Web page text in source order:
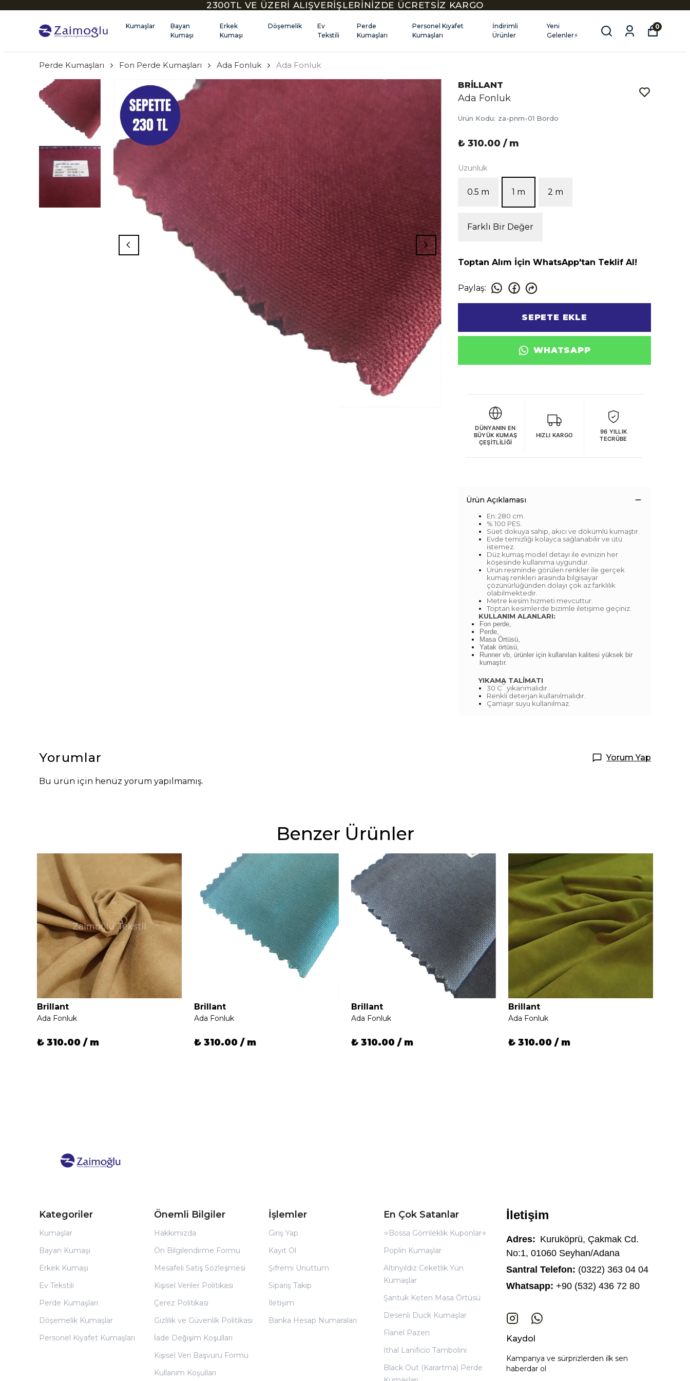
2300TL VE ÜZERİ ALIŞVERİŞLERİNİZDE ÜCRETSİZ KARGO
Kumaşlar
Bayan
Kumaşı
Erkek
Kumaşı
Döşemelik
Ev
Tekstili
Perde
Kumaşları
Personel Kıyafet
Kumaşları
İndirimli
Ürünler
Yeni
Gelenler⚡
0
Perde Kumaşları Fon Perde Kumaşları Ada Fonluk Ada Fonluk
BRİLLANT
Ada Fonluk
Ürün Kodu: za-pnm-01 Bordo
₺ 310.00 / m
Uzunluk
0.5 m 1 m 2 m
Farklı Bir Değer
Toptan Alım İçin WhatsApp'tan Teklif Al!
Paylaş:
SEPETE EKLE
WHATSAPP
DÜNYANIN EN
BÜYÜK KUMAŞ
ÇEŞITLILIĞI
HIZLI KARGO
96 YILLIK
TECRÜBE
Ürün Açıklaması
En: 280 cm.
% 100 PES.
Süet dokuya sahip, akıcı ve dökümlü kumaştır.
Evde temizliği kolayca sağlanabilir ve ütü
istemez.
Düz kumaş model detayı ile evinizin her
köşesinde kullanıma uygundur.
Ürün resminde görülen renkler ile gerçek
kumaş renkleri arasında bilgisayar
çözünürlüğünden dolayı çok az farklılık
olabilmektedir.
Metre kesim hizmeti mevcuttur.
Toptan kesimlerde bizimle iletişime geçiniz.
KULLANIM ALANLARI:
Fon perde,
Perde,
Masa Örtüsü,
Yatak örtüsü,
Runner vb, ürünler için kullanılan kalitesi yüksek bir
kumaştır.
YIKAMA TALİMATI
30 C
o
yıkanmalıdır.
Renkli deterjan kullanılmalıdır.
Çamaşır suyu kullanılmaz.
Yorumlar Yorum Yap
Bu ürün için henüz yorum yapılmamış.
Benzer Ürünler
Brillant
Ada Fonluk
₺ 310.00 / m
Brillant
Ada Fonluk
₺ 310.00 / m
Brillant
Ada Fonluk
₺ 310.00 / m
Brillant
Ada Fonluk
₺ 310.00 / m
Kategoriler
Kumaşlar
Bayan Kumaşı
Erkek Kumaşı
Ev Tekstili
Perde Kumaşları
Döşemelik Kumaşlar
Personel Kıyafet Kumaşları
Önemli Bilgiler
Hakkımızda
Ön Bilgilendirme Formu
Mesafeli Satış Sözleşmesi
Kişisel Veriler Politikası
Çerez Politikası
Gizlilik ve Güvenlik Politikası
İade Değişim Koşulları
Kişisel Veri Başvuru Formu
Kullanım Koşulları
İşlemler
Giriş Yap
Kayıt Ol
Şifremi Unuttum
Sipariş Takip
İletişim
Banka Hesap Numaraları
En Çok Satanlar
⭐Bossa Gömleklik Kuponlar⭐
Poplin Kumaşlar
Altınyıldız Ceketlik Yün
Kumaşlar
Şantuk Keten Masa Örtüsü
Desenli Duck Kumaşlar
Flanel Pazen
İthal Lanificio Tambolini
Black Out (Karartma) Perde
İletişim
Adres: Kuruköprü, Çakmak Cd.
No:1, 01060 Seyhan/Adana
Santral Telefon: (0322) 363 04 04
Whatsapp: +90 (532) 436 72 80
Kaydol
Kampanya ve sürprizlerden ilk sen
haberdar ol